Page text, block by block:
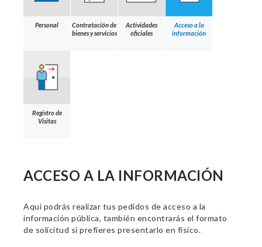
Personal
Contratación de
bienes y servicios
Actividades
oficiales
Acceso a la
información
Registro de
Visitas
ACCESO A LA INFORMACIÓN
Aquí podrás realizar tus pedidos de acceso a la
información pública, también encontrarás el formato
de solicitud si prefieres presentarlo en físico.